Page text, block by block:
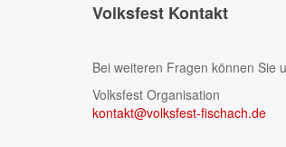
Volksfest Kontakt
Bei weiteren Fragen können Sie
Volksfest Organisation
kontakt@volksfest-fischach.de